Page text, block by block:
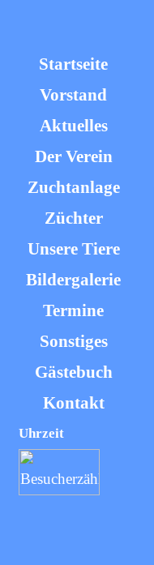
Startseite
Vorstand
Aktuelles
Der Verein
Zuchtanlage
Züchter
Unsere Tiere
Bildergalerie
Termine
Sonstiges
Gästebuch
Kontakt
Uhrzeit